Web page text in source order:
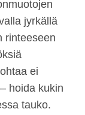
jyrkällä
rinteeseen
ei
hoida kukin
tauko.